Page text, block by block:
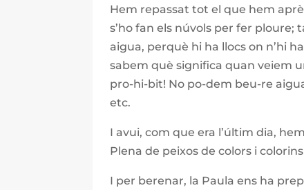
Hem repassat tot el que hem
s’ho fan els núvols per fer
aigua, perquè hi ha llocs on n’hi
sabem què significa quan veiem
pro-hi-bit! No po-dem beu-re
etc.
I avui, com que era l’últim dia,
Plena de peixos de colors i
I per berenar, la Paula ens ha